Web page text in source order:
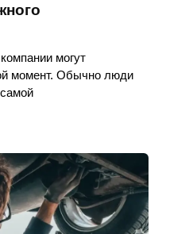
могут
момент. Обычно люди